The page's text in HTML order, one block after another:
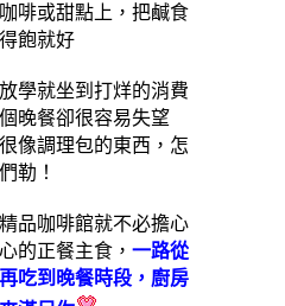
啡或甜點上，把鹹食
飽就好
學就坐到打烊的消費
晚餐卻很容易失望
像調理包的東西，怎
勒！
品咖啡館就不必擔心
的正餐主食， 一路從
吃到晚餐時段，廚房